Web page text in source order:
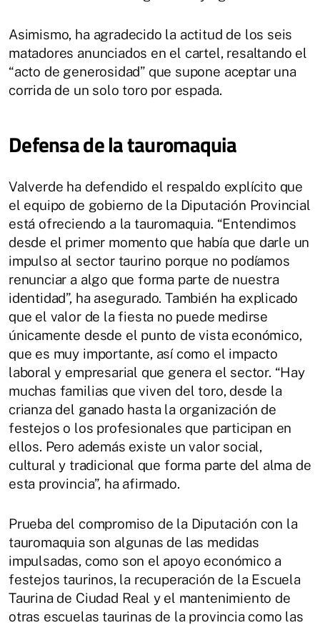
Asimismo, ha agradecido la actitud de los seis
matadores anunciados en el cartel, resaltando el
“acto de generosidad” que supone aceptar una
corrida de un solo toro por espada.
Defensa de la tauromaquia
Valverde ha defendido el respaldo explícito que
el equipo de gobierno de la Diputación Provincial
está ofreciendo a la tauromaquia. “Entendimos
desde el primer momento que había que darle un
impulso al sector taurino porque no podíamos
renunciar a algo que forma parte de nuestra
identidad”, ha asegurado. También ha explicado
que el valor de la fiesta no puede medirse
únicamente desde el punto de vista económico,
que es muy importante, así como el impacto
laboral y empresarial que genera el sector. “Hay
muchas familias que viven del toro, desde la
crianza del ganado hasta la organización de
festejos o los profesionales que participan en
ellos. Pero además existe un valor social,
cultural y tradicional que forma parte del alma de
esta provincia”, ha afirmado.
Prueba del compromiso de la Diputación con la
tauromaquia son algunas de las medidas
impulsadas, como son el apoyo económico a
festejos taurinos, la recuperación de la Escuela
Taurina de Ciudad Real y el mantenimiento de
otras escuelas taurinas de la provincia como las